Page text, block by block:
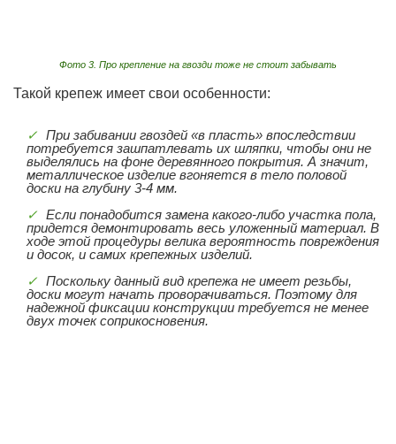
Фото 3. Про крепление на гвозди тоже не стоит забывать
Такой крепеж имеет свои особенности:
При забивании гвоздей «в пласть» впоследствии
потребуется зашпатлевать их шляпки, чтобы они не
выделялись на фоне деревянного покрытия. А значит,
металлическое изделие вгоняется в тело половой
доски на глубину 3-4 мм.
Если понадобится замена какого-либо участка пола,
придется демонтировать весь уложенный материал. В
ходе этой процедуры велика вероятность повреждения
и досок, и самих крепежных изделий.
Поскольку данный вид крепежа не имеет резьбы,
доски могут начать проворачиваться. Поэтому для
надежной фиксации конструкции требуется не менее
двух точек соприкосновения.